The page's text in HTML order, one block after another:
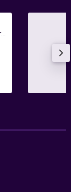
Schennerstrasse 20, Scena, Provincia autónoma de Bolzano